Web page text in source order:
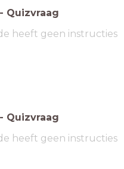
- Quizvraag
heeft geen instructies
- Quizvraag
heeft geen instructies